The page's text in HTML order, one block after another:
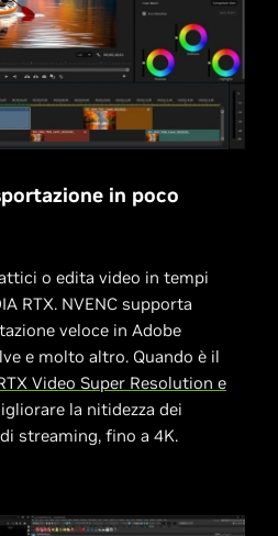
in poco
o edita video in tempi
RTX. NVENC supporta
veloce in Adobe
e molto altro. Quando è il
Video Super Resolution e
la nitidezza dei
streaming, fino a 4K.